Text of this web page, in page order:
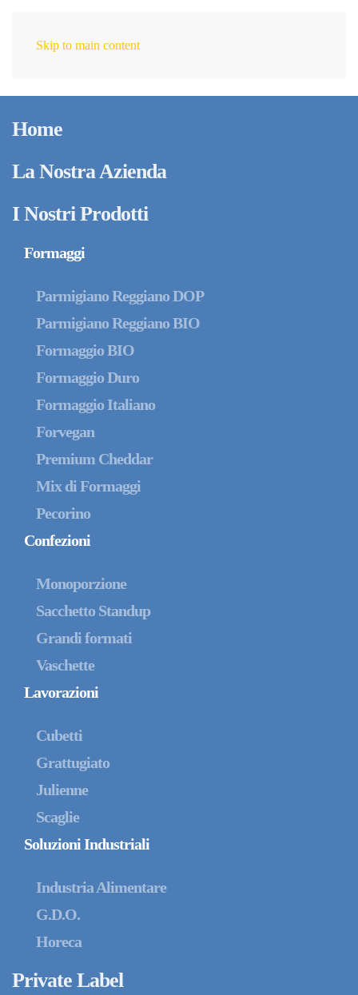
Skip to main content
Home
La Nostra Azienda
I Nostri Prodotti
Formaggi
Parmigiano Reggiano DOP
Parmigiano Reggiano BIO
Formaggio BIO
Formaggio Duro
Formaggio Italiano
Forvegan
Premium Cheddar
Mix di Formaggi
Pecorino
Confezioni
Monoporzione
Sacchetto Standup
Grandi formati
Vaschette
Lavorazioni
Cubetti
Grattugiato
Julienne
Scaglie
Soluzioni Industriali
Industria Alimentare
G.D.O.
Horeca
Private Label